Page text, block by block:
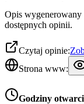
Opis wygenerowany
dostępnych opinii.
Czytaj opinie:
Strona www:
Godziny